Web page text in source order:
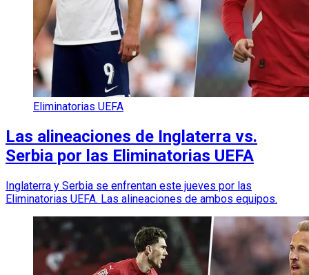
Eliminatorias UEFA
Las alineaciones de Inglaterra vs.
Serbia por las Eliminatorias UEFA
Inglaterra y Serbia se enfrentan este jueves por las
Eliminatorias UEFA. Las alineaciones de ambos equipos.